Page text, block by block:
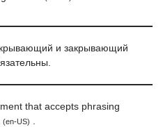
и закрывающий
that accepts phrasing
(en-US) .